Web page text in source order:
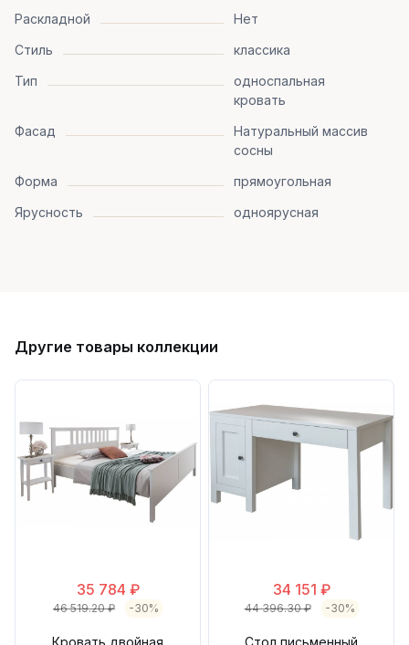
Раскладной
Нет
Стиль
классика
Тип
односпальная
кровать
Фасад
Натуральный массив
сосны
Форма
прямоугольная
Ярусность
одноярусная
Другие товары коллекции
35 784 ₽
46 519.20 ₽ -30%
Кровать двойная
34 151 ₽
44 396.30 ₽ -30%
Стол письменный